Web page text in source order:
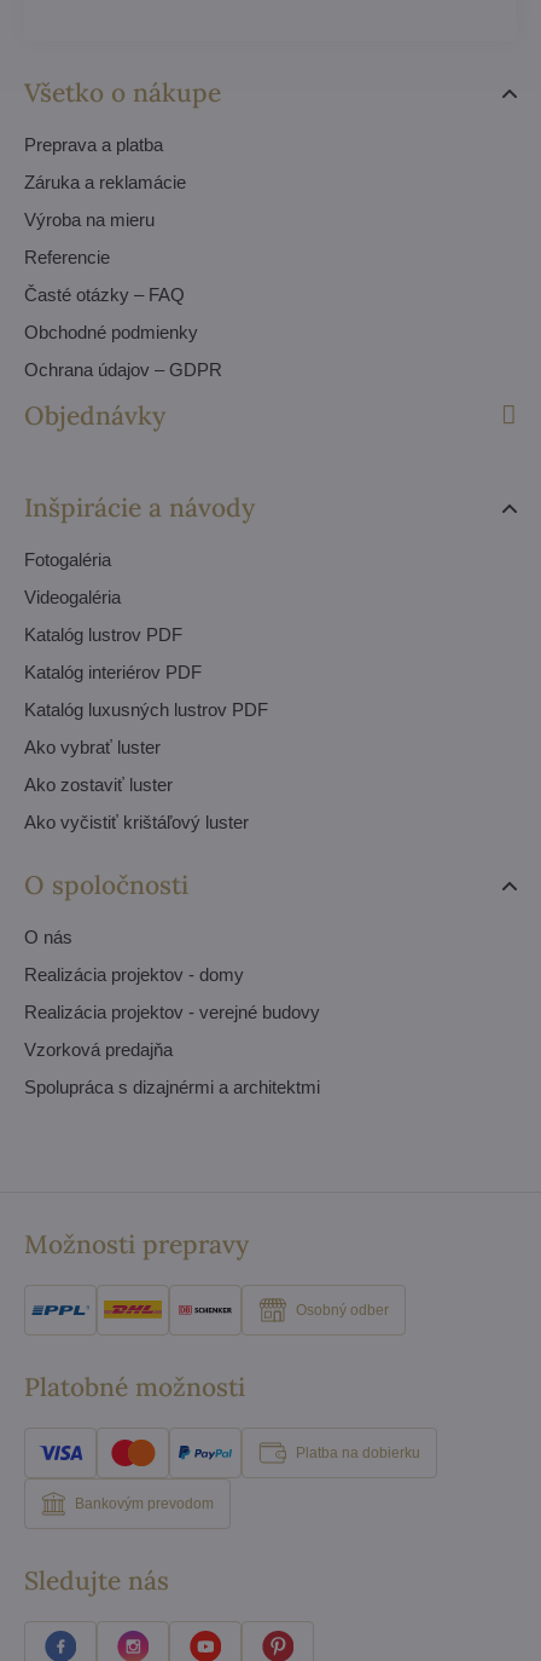
Všetko o nákupe
Preprava a platba
Záruka a reklamácie
Výroba na mieru
Referencie
Časté otázky – FAQ
Obchodné podmienky
Ochrana údajov – GDPR
Objednávky
Inšpirácie a návody
Fotogaléria
Videogaléria
Katalóg lustrov PDF
Katalóg interiérov PDF
Katalóg luxusných lustrov PDF
Ako vybrať luster
Ako zostaviť luster
Ako vyčistiť krištáľový luster
O spoločnosti
O nás
Realizácia projektov - domy
Realizácia projektov - verejné budovy
Vzorková predajňa
Spolupráca s dizajnérmi a architektmi
Možnosti prepravy
Osobný odber
Platobné možnosti
Platba na dobierku
Bankovým prevodom
Sledujte nás